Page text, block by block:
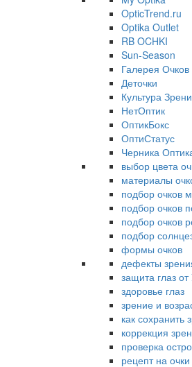
OpticTrend.ru
Optika Outlet
RB OCHKI
Sun-Season
Галерея Очков
Деточки
Культура
НетОптик
ОптикБокс
ОптиСтатус
Черника
выбор цвета
материалы
подбор очков
подбор очков
подбор очков
подбор
формы очков
дефекты
защита глаз
здоровье глаз
зрение и
как сохранить
коррекция
проверка
рецепт на очки